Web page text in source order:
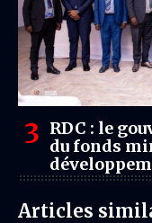
RDC : le
du fonds
Articles